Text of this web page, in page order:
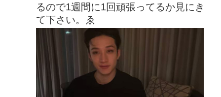
るので1週間に1回頑張ってるか見にき
て下さい。ゑ